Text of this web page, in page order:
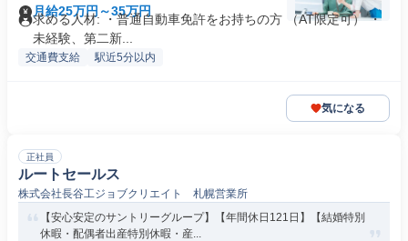
月給25万円～35万円
求める人材: ・普通自動車免許をお持ちの方 （AT限定可） ・
未経験、第二新...
交通費支給 駅近5分以内
気になる
正社員
ルートセールス
株式会社長谷工ジョブクリエイト 札幌営業所
【安心安定のサントリーグループ】【年間休日121日】【結婚特別
休暇・配偶者出産特別休暇・産...